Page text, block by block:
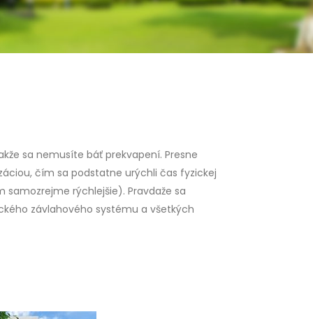
sa nemusíte báť prekvapení. Presne
čím sa podstatne urýchli čas fyzickej
rýchlejšie). Pravdaže sa
závlahového systému a všetkých